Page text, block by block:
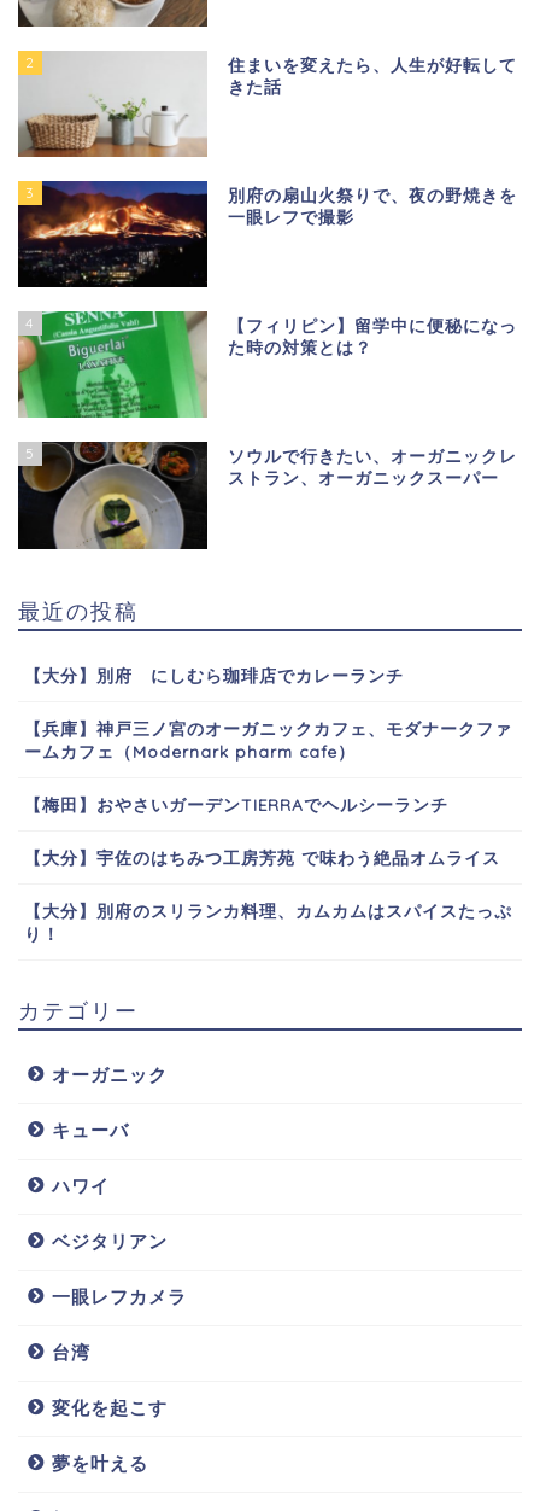
2
住まいを変えたら、人生が好転して
きた話
3
別府の扇山火祭りで、夜の野焼きを
一眼レフで撮影
4
【フィリピン】留学中に便秘になっ
た時の対策とは？
5
ソウルで行きたい、オーガニックレ
ストラン、オーガニックスーパー
最近の投稿
【大分】別府 にしむら珈琲店でカレーランチ
【兵庫】神戸三ノ宮のオーガニックカフェ、モダナークファ
ームカフェ（Modernark pharm cafe）
【梅田】おやさいガーデンTIERRAでヘルシーランチ
【大分】宇佐のはちみつ工房芳苑 で味わう絶品オムライス
【大分】別府のスリランカ料理、カムカムはスパイスたっぷ
り！
カテゴリー
オーガニック
キューバ
ハワイ
ベジタリアン
一眼レフカメラ
台湾
変化を起こす
夢を叶える